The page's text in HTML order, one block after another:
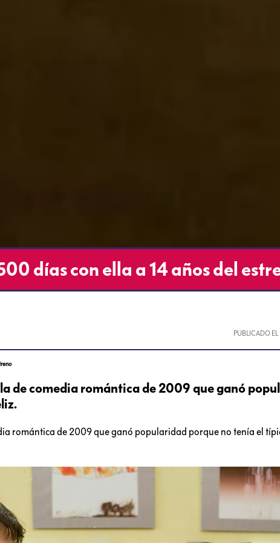
días con ella a 14 años del
PUBLICADO EL
de comedia romántica de 2009 que ganó
romántica de 2009 que ganó popularidad porque no tenía el